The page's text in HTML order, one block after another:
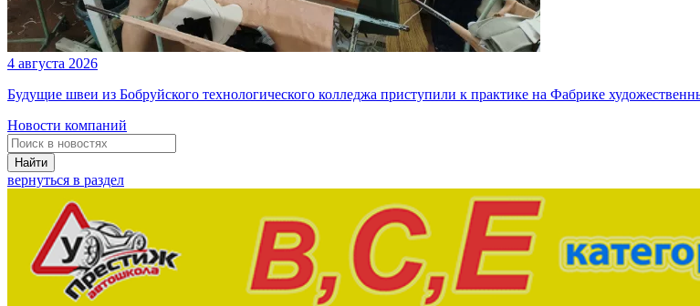
4 августа 2026
Будущие швеи из Бобруйского технологического колледжа приступили к практике на Фабрике
Новости компаний
Найти
вернуться в раздел